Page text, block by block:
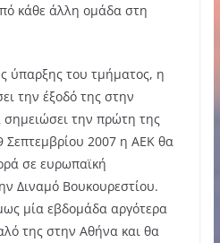
κάθε άλλη ομάδα στη
ύπαρξης του τμήματος, η
την έξοδό της στην
την πρώτη της
Σεπτεμβρίου 2007 η ΑΕΚ θα
σε ευρωπαϊκή
Διναμό Βουκουρεστίου.
μία εβδομάδα αργότερα
της στην Αθήνα και θα